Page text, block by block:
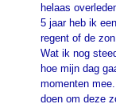
helaas
5 jaar heb ik
regent of de
Wat ik nog
hoe mijn dag
momenten
doen om deze